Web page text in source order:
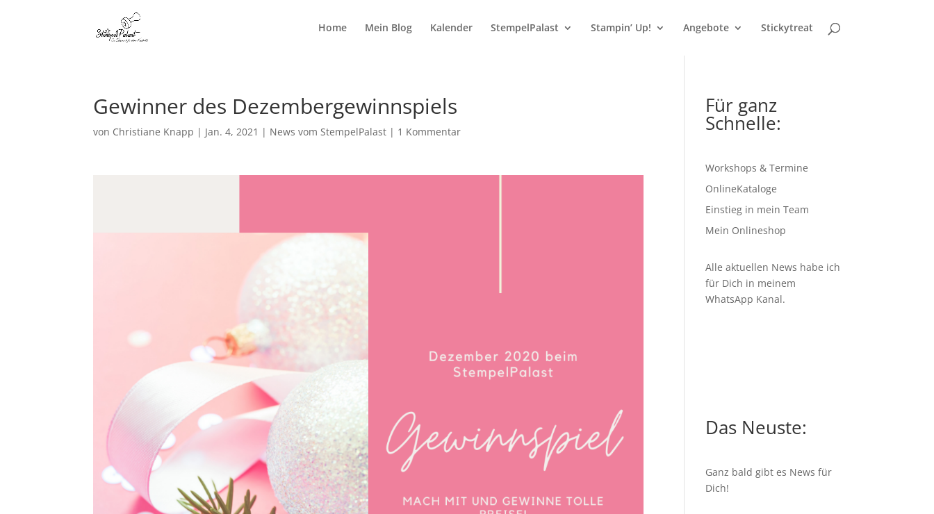
Home Mein Blog Kalender StempelPalast Stampin’ Up! Angebote Stickytreat
Gewinner des Dezembergewinnspiels
von Christiane Knapp | Jan. 4, 2021 | News vom StempelPalast | 1 Kommentar
Für ganz
Schnelle:
Workshops & Termine
OnlineKataloge
Einstieg in mein Team
Mein Onlineshop
Alle aktuellen News habe ich
für Dich in meinem
WhatsApp Kanal.
Das Neuste:
Ganz bald gibt es News für
Dich!